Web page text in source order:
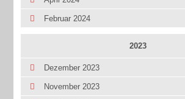
Februar 2024
2023
Dezember 2023
November 2023